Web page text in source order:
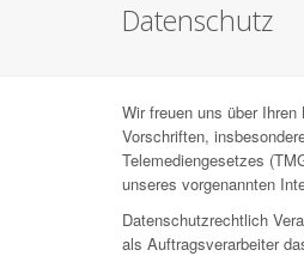
Datenschutz
Wir freuen uns über
Vorschriften,
Telemediengesetzes
unseres vorgenannten
Datenschutzrechtlich
als Auftragsverarbeiter